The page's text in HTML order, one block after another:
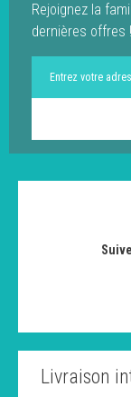
Rejoignez la
dernières offres !
Livraison